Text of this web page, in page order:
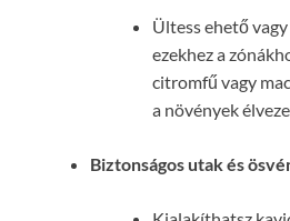
Ültess ehető
ezekhez a
citromfű vagy
a növények
Biztonságos utak és